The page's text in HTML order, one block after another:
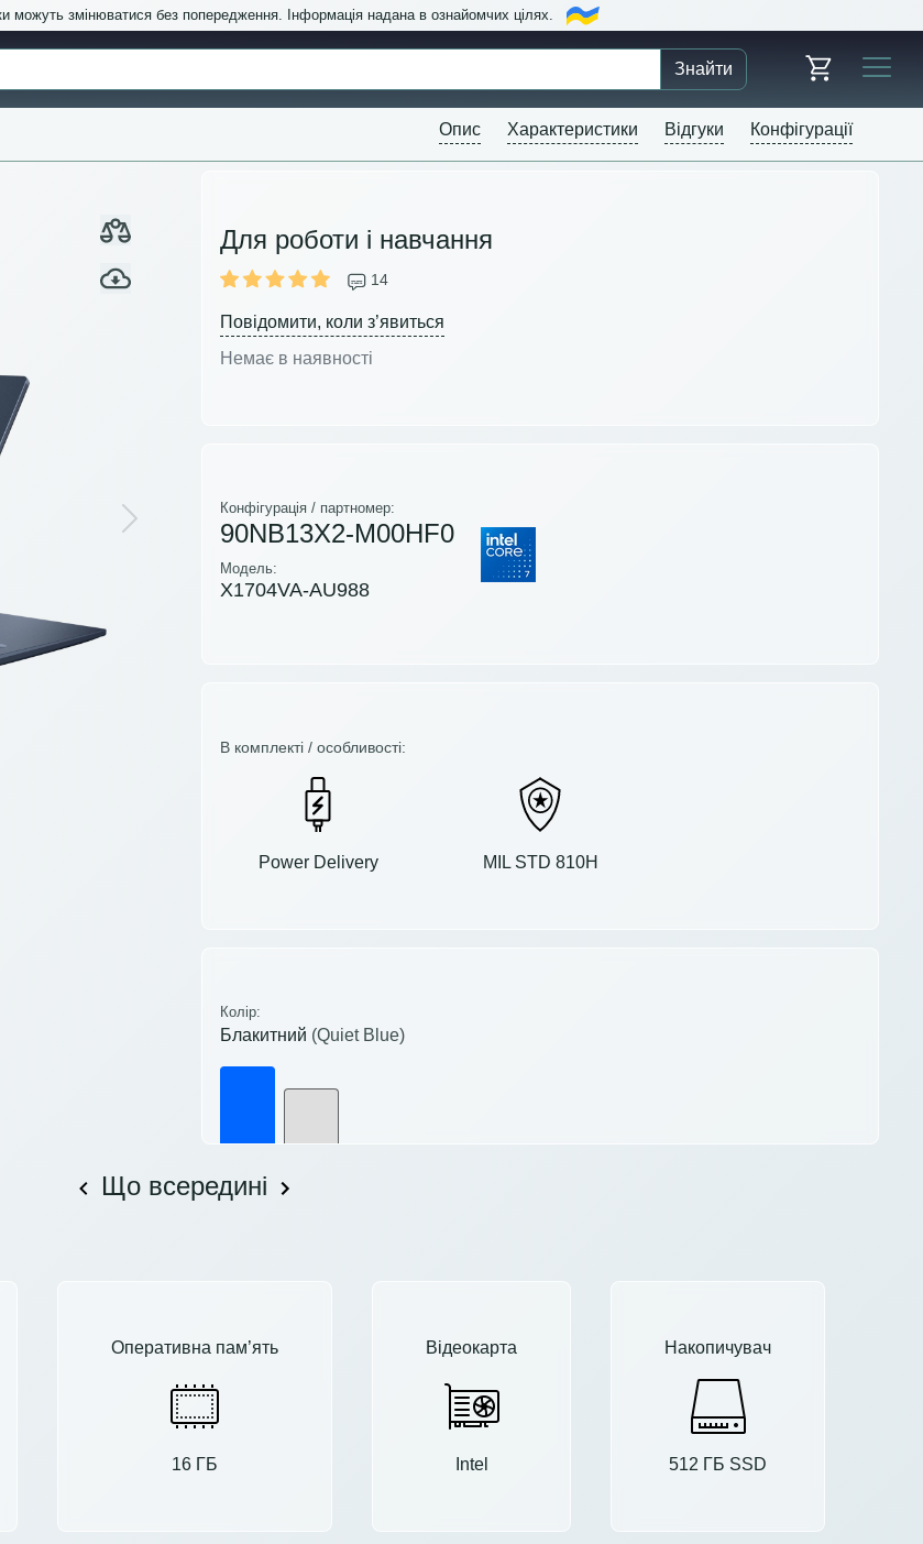
можуть змінюватися без попередження. Інформація надана в ознайомчих цілях.
Знайти
Опис Характеристики Відгуки Конфігурації
Next
Для роботи і навчання
14
Повідомити, коли з’явиться
Немає в наявності
Конфігурація / партномер:
90NB13X2-M00HF0
Модель:
X1704VA-AU988
В комплекті / особливості:
Power Delivery MIL STD 810H
Колір:
Блакитний (Quiet Blue)
Що всередині
Оперативна пам’ять
16 ГБ
Відеокарта
Intel
Накопичувач
512 ГБ SSD